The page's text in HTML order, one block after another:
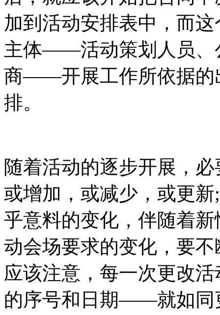
加到活动安排表中，而
主体——活动策划人员、
商——开展工作所依据的
排。
随着活动的逐步开展，
或增加，或减少，或更
乎意料的变化，伴随着
动会场要求的变化，要
应该注意，每一次更改
的序号和日期——就如